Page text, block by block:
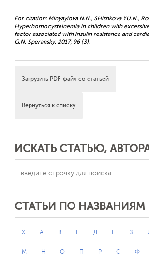
For citation: Minyaylova N.N., SHishkova YU.N.,
Hyperhomocysteinemia in children with
factor associated with insulin resistance and
G.N. Speransky. 2017; 96 (3).
Загрузить PDF-файл со статьей
Вернуться к списку
ИСКАТЬ СТАТЬЮ,
СТАТЬИ ПО НАЗВАНИЯМ
X А В Г Д Е З
М Н О П Р С Ф